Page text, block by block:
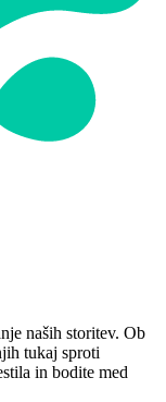
naših storitev. Ob
tukaj sproti
in bodite med